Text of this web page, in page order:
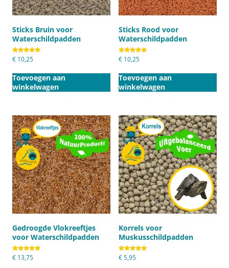
Sticks Bruin voor
Waterschildpadden
Gewaardeerd
5.00
€ 10,25
Toevoegen aan
winkelwagen
Sticks Rood voor
Waterschildpadden
Gewaardeerd
5.00
€ 10,25
Toevoegen aan
winkelwagen
Gedroogde Vlokreeftjes
voor Waterschildpadden
Gewaardeerd
5.00
€ 13,75
Korrels voor
Muskusschildpadden
Gewaardeerd
5.00
€5,95